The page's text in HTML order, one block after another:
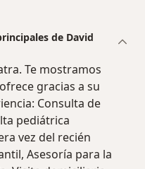
de David
Te mostramos
gracias a su
Consulta de
pediátrica
vez del recién
Asesoría para la